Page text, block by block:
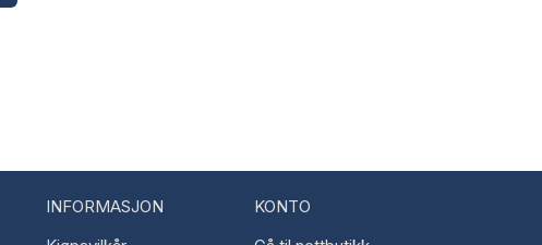
INFORMASJON
KONTO